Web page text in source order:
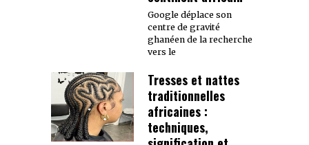
Google déplace son
centre de gravité
ghanéen de la recherche
vers le
Tresses et nattes
traditionnelles
africaines :
techniques,